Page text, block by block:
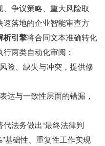
争议策略、重大风险取
落地的企业智能审查方
析引擎将合同文本准确转化
两类自动化审阅：
险、缺失与冲突，提供修
达与一致性层面的错漏，
法务做出“最终法律判
基础性、重复性工作实现